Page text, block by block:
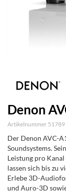
Denon
Artikelnummer 51789
Der Denon AVC-
Soundsystems.
Leistung pro
lassen sich bis zu
Erlebe 3D-
und Auro-3D